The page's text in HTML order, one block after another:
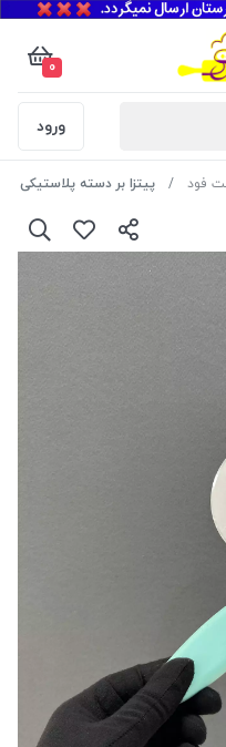
0
ورود
فود پیتزا بر دسته پلاستیکی